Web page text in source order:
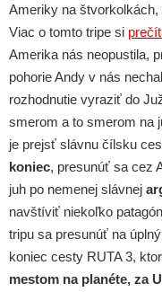
Ameriky na
Viac o tomto tripe si
Amerika nás neopustila,
pohorie Andy v nás
rozhodnutie vyraziť do
smerom a to smerom na
je prejsť slávnu čílsku
koniec, presunúť sa cez
juh po nemenej slávnej
navštíviť niekoľko
tripu sa presunúť na
koniec cesty RUTA 3,
mestom na planéte, za